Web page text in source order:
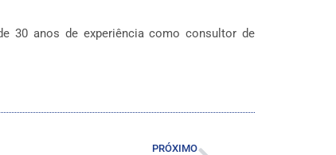
30 anos de experiência como consultor de
PRÓXIMO